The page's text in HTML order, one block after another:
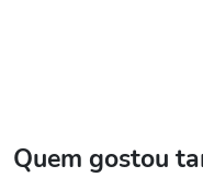
Quem gostou